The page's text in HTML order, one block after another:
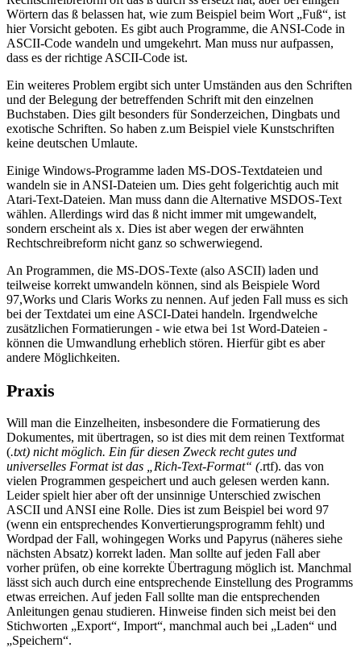
Wörtern das ß belassen hat, wie zum Beispiel beim Wort „Fuß“, ist
hier Vorsicht geboten. Es gibt auch Programme, die ANSI-Code in
ASCII-Code wandeln und umgekehrt. Man muss nur aufpassen,
dass es der richtige ASCII-Code ist.
Ein weiteres Problem ergibt sich unter Umständen aus den Schriften
und der Belegung der betreffenden Schrift mit den einzelnen
Buchstaben. Dies gilt besonders für Sonderzeichen, Dingbats und
exotische Schriften. So haben z.um Beispiel viele Kunstschriften
keine deutschen Umlaute.
Einige Windows-Programme laden MS-DOS-Textdateien und
wandeln sie in ANSI-Dateien um. Dies geht folgerichtig auch mit
Atari-Text-Dateien. Man muss dann die Alternative MSDOS-Text
wählen. Allerdings wird das ß nicht immer mit umgewandelt,
sondern erscheint als x. Dies ist aber wegen der erwähnten
Rechtschreibreform nicht ganz so schwerwiegend.
An Programmen, die MS-DOS-Texte (also ASCII) laden und
teilweise korrekt umwandeln können, sind als Beispiele Word
97,Works und Claris Works zu nennen. Auf jeden Fall muss es sich
bei der Textdatei um eine ASCI-Datei handeln. Irgendwelche
zusätzlichen Formatierungen - wie etwa bei 1st Word-Dateien -
können die Umwandlung erheblich stören. Hierfür gibt es aber
andere Möglichkeiten.
Praxis
Will man die Einzelheiten, insbesondere die Formatierung des
Dokumentes, mit übertragen, so ist dies mit dem reinen Textformat
(.txt) nicht möglich. Ein für diesen Zweck recht gutes und
universelles Format ist das „Rich-Text-Format“ (.rtf). das von
vielen Programmen gespeichert und auch gelesen werden kann.
Leider spielt hier aber oft der unsinnige Unterschied zwischen
ASCII und ANSI eine Rolle. Dies ist zum Beispiel bei word 97
(wenn ein entsprechendes Konvertierungsprogramm fehlt) und
Wordpad der Fall, wohingegen Works und Papyrus (näheres siehe
nächsten Absatz) korrekt laden. Man sollte auf jeden Fall aber
vorher prüfen, ob eine korrekte Übertragung möglich ist. Manchmal
lässt sich auch durch eine entsprechende Einstellung des Programms
etwas erreichen. Auf jeden Fall sollte man die entsprechenden
Anleitungen genau studieren. Hinweise finden sich meist bei den
Stichworten „Export“, Import“, manchmal auch bei „Laden“ und
„Speichern“.